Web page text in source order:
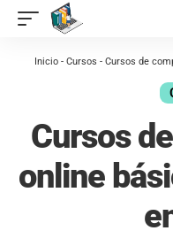
contenido
Inicio- Cursos - Cursos de
Cursos
online